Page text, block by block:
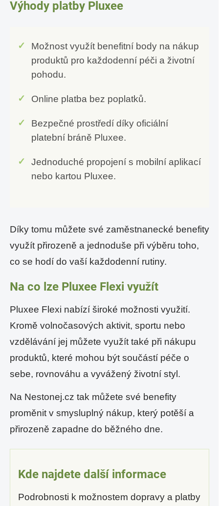
Výhody platby Pluxee
Možnost využít benefitní body na nákup
produktů pro každodenní péči a životní
pohodu.
Online platba bez poplatků.
Bezpečné prostředí díky oficiální
platební bráně Pluxee.
Jednoduché propojení s mobilní aplikací
nebo kartou Pluxee.
Díky tomu můžete své zaměstnanecké benefity
využít přirozeně a jednoduše při výběru toho,
co se hodí do vaší každodenní rutiny.
Na co lze Pluxee Flexi využít
Pluxee Flexi nabízí široké možnosti využití.
Kromě volnočasových aktivit, sportu nebo
vzdělávání jej můžete využít také při nákupu
produktů, které mohou být součástí péče o
sebe, rovnováhu a vyvážený životní styl.
Na Nestonej.cz tak můžete své benefity
proměnit v smysluplný nákup, který potěší a
přirozeně zapadne do běžného dne.
Kde najdete další informace
Podrobnosti k možnostem dopravy a platby